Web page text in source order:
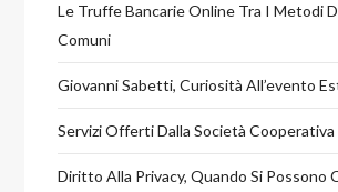
Le Truffe Bancarie Online Tra I Metodi
Comuni
Giovanni Sabetti, Curiosità All’evento
Servizi Offerti Dalla Società Cooperativa
Diritto Alla Privacy, Quando Si Possono